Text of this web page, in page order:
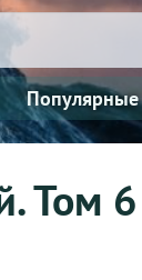
Популярные
Том 6